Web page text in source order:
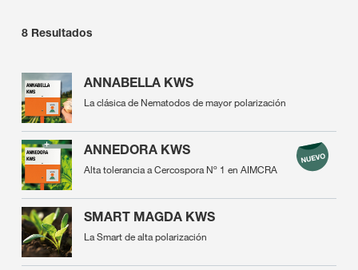
8 Resultados
ANNABELLA KWS
La clásica de Nematodos de mayor polarización
ANNEDORA KWS
Alta tolerancia a Cercospora Nº 1 en AIMCRA
SMART MAGDA KWS
La Smart de alta polarización